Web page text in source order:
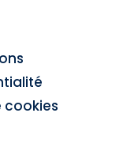
cookies